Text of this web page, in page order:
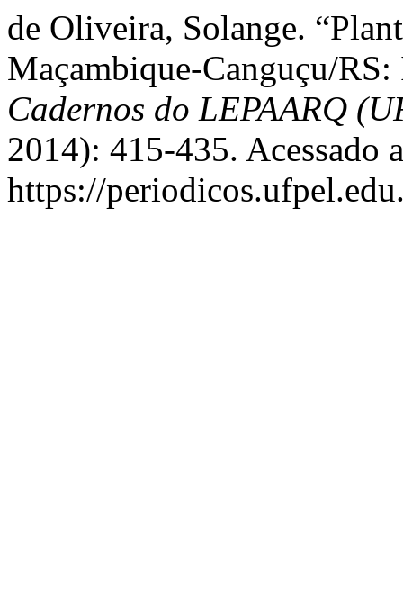
de Oliveira, Solange.
Maçambique-Canguçu/
Cadernos do LEPAARQ
2014): 415-435. Acessado
https://